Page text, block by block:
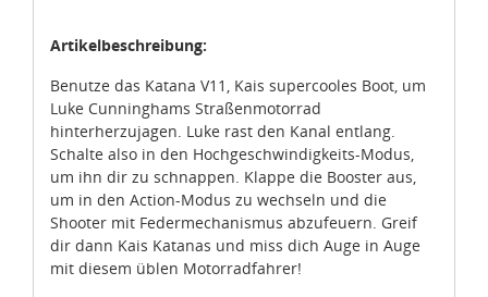
Artikelbeschreibung:
Benutze das Katana V11, Kais supercooles Boot, um
Luke Cunninghams Straßenmotorrad
hinterherzujagen. Luke rast den Kanal entlang.
Schalte also in den Hochgeschwindigkeits-Modus,
um ihn dir zu schnappen. Klappe die Booster aus,
um in den Action-Modus zu wechseln und die
Shooter mit Federmechanismus abzufeuern. Greif
dir dann Kais Katanas und miss dich Auge in Auge
mit diesem üblen Motorradfahrer!